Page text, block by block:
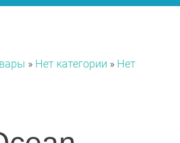
» Нет категории » Нет